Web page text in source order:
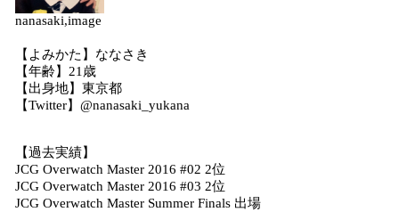
nanasaki,image
【よみかた】ななさき
【年齢】21歳
【出身地】東京都
【Twitter】@nanasaki_yukana
【過去実績】
JCG Overwatch Master 2016 #02 2位
JCG Overwatch Master 2016 #03 2位
JCG Overwatch Master Summer Finals 出場